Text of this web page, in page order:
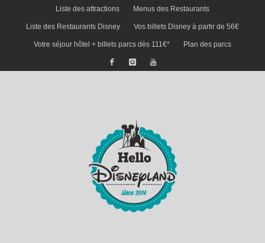
Liste des attractions Menus des Restaurants
Liste des Restaurants Disney Vos billets Disney à partir de 56€
Votre séjour hôtel + billets parcs dès 111€* Plan des parcs